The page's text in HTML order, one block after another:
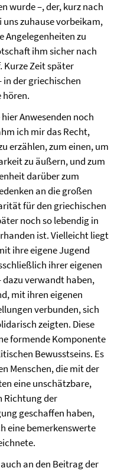
wurde –, der, kurz nach
zuhause vorbeikam,
Angelegenheiten zu
ihm sicher nach
Kurze Zeit später
der griechischen
hören.
Anwesenden noch
ich mir das Recht,
erzählen, zum einen, um
zu äußern, und zum
darüber zum
an die großen
für den griechischen
noch so lebendig in
ist. Vielleicht liegt
ihre eigene Jugend
ihrer eigenen
verwandt haben,
mit ihren eigenen
verbunden, sich
zeigten. Diese
formende Komponente
Bewusstseins. Es
Menschen, die mit der
eine unschätzbare,
Richtung der
geschaffen haben,
eine bemerkenswerte
an den Beitrag der